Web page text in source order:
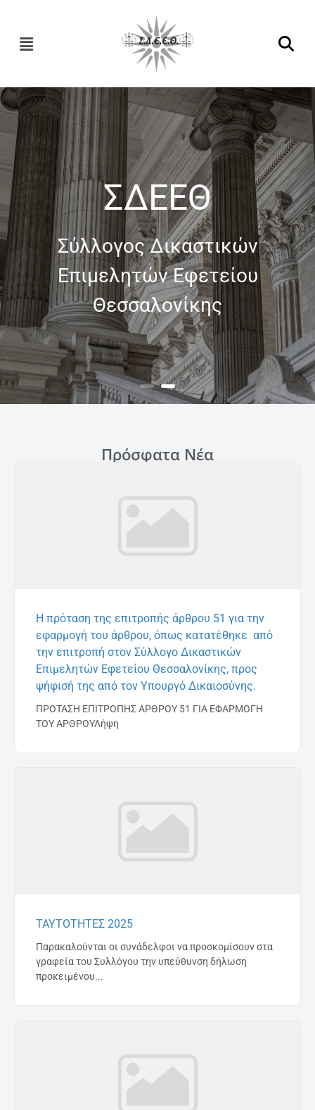
ΣΔΕΕΘ
Σύλλογος Δικαστικών
Επιμελητών Εφετείου
Θεσσαλονίκης
Πρόσφατα Νέα
Η πρόταση της επιτροπής άρθρου 51 για την
εφαρμογή του άρθρου, όπως κατατέθηκε από
την επιτροπή στον Σύλλογο Δικαστικών
Επιμελητών Εφετείου Θεσσαλονίκης, προς
ψήφισή της από τον Υπουργό Δικαιοσύνης.
ΠΡΟΤΑΣΗ ΕΠΙΤΡΟΠΗΣ ΑΡΘΡΟΥ 51 ΓΙΑ ΕΦΑΡΜΟΓΗ
ΤΟΥ ΑΡΘΡΟΥΛήψη
ΤΑΥΤΟΤΗΤΕΣ 2025
Παρακαλούνται οι συνάδελφοι να προσκομίσουν στα
γραφεία του Συλλόγου την υπεύθυνση δήλωση
προκειμένου...